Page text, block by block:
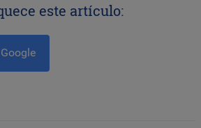
este artículo: